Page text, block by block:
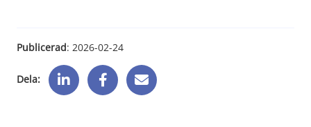
Publicerad: 2026-02-24
Dela: